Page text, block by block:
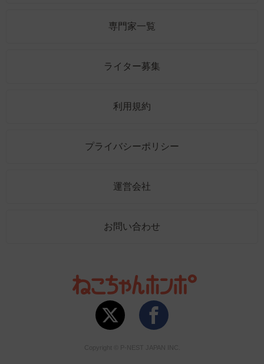
専門家一覧
ライター募集
利用規約
プライバシーポリシー
運営会社
お問い合わせ
Copyright © P-NEST JAPAN INC.